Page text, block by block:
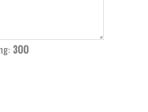
300